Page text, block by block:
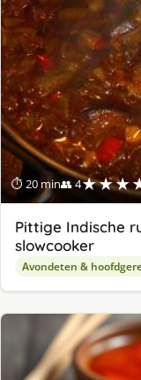
⏱ 20 min👥 4
Pittige Indische
slowcooker
Avondeten &